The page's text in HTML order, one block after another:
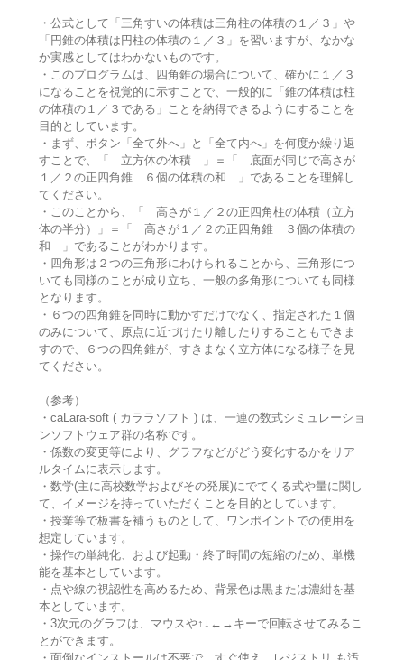
・公式として「三角すいの体積は三角柱の体積の１／３」や
「円錐の体積は円柱の体積の１／３」を習いますが、なかな
か実感としてはわかないものです。
・このプログラムは、四角錐の場合について、確かに１／３
になることを視覚的に示すことで、一般的に「錐の体積は柱
の体積の１／３である」ことを納得できるようにすることを
目的としています。
・まず、ボタン「全て外へ」と「全て内へ」を何度か繰り返
すことで、「 立方体の体積 」＝「 底面が同じで高さが
１／２の正四角錐 ６個の体積の和 」であることを理解し
てください。
・このことから、「 高さが１／２の正四角柱の体積（立方
体の半分）」＝「 高さが１／２の正四角錐 ３個の体積の
和 」であることがわかります。
・四角形は２つの三角形にわけられることから、三角形につ
いても同様のことが成り立ち、一般の多角形についても同様
となります。
・６つの四角錐を同時に動かすだけでなく、指定された１個
のみについて、原点に近づけたり離したりすることもできま
すので、６つの四角錐が、すきまなく立方体になる様子を見
てください。
（参考）
・caLara-soft ( カララソフト ) は、一連の数式シミュレーショ
ンソフトウェア群の名称です。
・係数の変更等により、グラフなどがどう変化するかをリア
ルタイムに表示します。
・数学(主に高校数学およびその発展)にでてくる式や量に関し
て、イメージを持っていただくことを目的としています。
・授業等で板書を補うものとして、ワンポイントでの使用を
想定しています。
・操作の単純化、および起動・終了時間の短縮のため、単機
能を基本としています。
・点や線の視認性を高めるため、背景色は黒または濃紺を基
本としています。
・3次元のグラフは、マウスや↑↓←→キーで回転させてみるこ
とができます。